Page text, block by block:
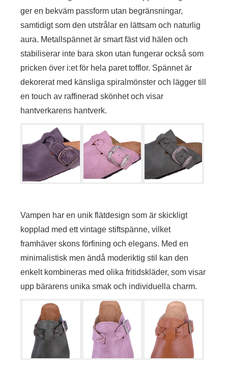
ger en bekväm passform utan begränsningar,
samtidigt som den utstrålar en lättsam och naturlig
aura. Metallspännet är smart fäst vid hälen och
stabiliserar inte bara skon utan fungerar också som
pricken över i:et för hela paret tofflor. Spännet är
dekorerat med känsliga spiralmönster och lägger till
en touch av raffinerad skönhet och visar
hantverkarens hantverk.
Vampen har en unik flätdesign som är skickligt
kopplad med ett vintage stiftspänne, vilket
framhäver skons förfining och elegans. Med en
minimalistisk men ändå moderiktig stil kan den
enkelt kombineras med olika fritidskläder, som visar
upp bärarens unika smak och individuella charm.